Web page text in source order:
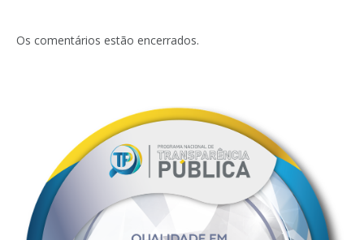
Os comentários estão encerrados.